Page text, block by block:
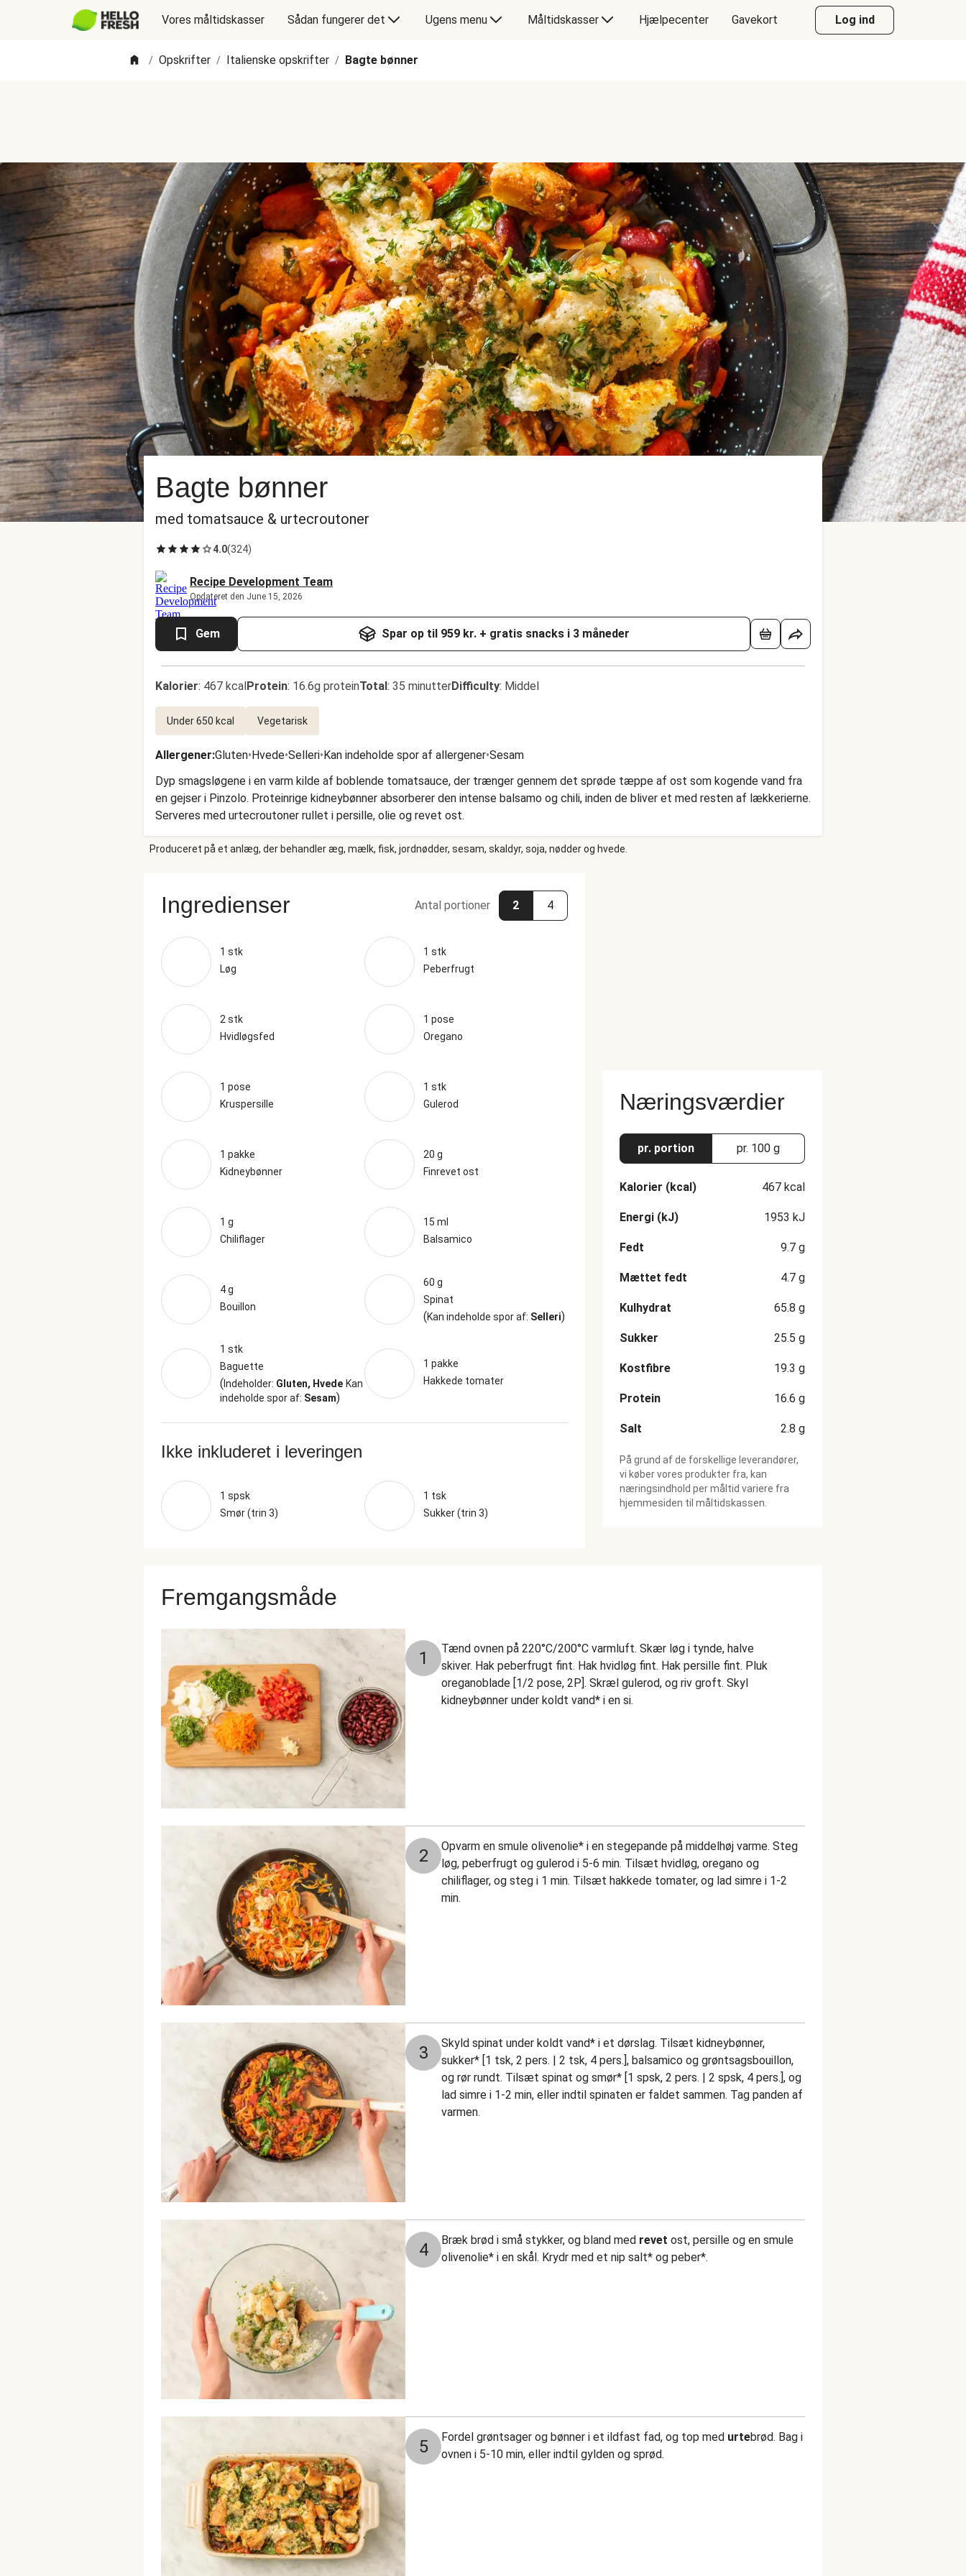
Vores måltidskasser Sådan fungerer det Ugens menu Måltidskasser Hjælpecenter Gavekort Log ind
/ Opskrifter / Italienske opskrifter / Bagte bønner
Bagte bønner
med tomatsauce & urtecroutoner
4.0(324)
Recipe Development Team
Opdateret den June 15, 2026
Gem Spar op til 959 kr. + gratis snacks i 3 måneder
Kalorier: 467 kcalProtein: 16.6g proteinTotal: 35 minutterDifficulty: Middel
Under 650 kcal Vegetarisk
Allergener:Gluten•Hvede•Selleri•Kan indeholde spor af allergener•Sesam
Dyp smagsløgene i en varm kilde af boblende tomatsauce, der trænger gennem det sprøde tæppe af ost som kogende vand fra
en gejser i Pinzolo. Proteinrige kidneybønner absorberer den intense balsamo og chili, inden de bliver et med resten af ​​lækkerierne.
Serveres med urtecroutoner rullet i persille, olie og revet ost.
Produceret på et anlæg, der behandler æg, mælk, fisk, jordnødder, sesam, skaldyr, soja, nødder og hvede.
Ingredienser Antal portioner 2 4
1 stk
Løg
1 stk
Peberfrugt
2 stk
Hvidløgsfed
1 pose
Oregano
1 pose
Kruspersille
1 stk
Gulerod
1 pakke
Kidneybønner
20 g
Finrevet ost
1 g
Chiliflager
15 ml
Balsamico
4 g
Bouillon
60 g
Spinat
(Kan indeholde spor af: Selleri)
1 stk
Baguette
(Indeholder: Gluten, Hvede Kan
indeholde spor af: Sesam)
1 pakke
Hakkede tomater
Ikke inkluderet i leveringen
1 spsk
Smør (trin 3)
1 tsk
Sukker (trin 3)
Næringsværdier
pr. portion pr. 100 g
Kalorier (kcal) 467 kcal
Energi (kJ) 1953 kJ
Fedt 9.7 g
Mættet fedt 4.7 g
Kulhydrat 65.8 g
Sukker 25.5 g
Kostfibre 19.3 g
Protein 16.6 g
Salt 2.8 g
På grund af de forskellige leverandører,
vi køber vores produkter fra, kan
næringsindhold per måltid variere fra
hjemmesiden til måltidskassen.
Fremgangsmåde
1
Tænd ovnen på 220°C/200°C varmluft. Skær løg i tynde, halve
skiver. Hak peberfrugt fint. Hak hvidløg fint. Hak persille fint. Pluk
oreganoblade [1/2 pose, 2P]. Skræl gulerod, og riv groft. Skyl
kidneybønner under koldt vand* i en si.
2
Opvarm en smule olivenolie* i en stegepande på middelhøj varme. Steg
løg, peberfrugt og gulerod i 5-6 min. Tilsæt hvidløg, oregano og
chiliflager, og steg i 1 min. Tilsæt hakkede tomater, og lad simre i 1-2
min.
3
Skyld spinat under koldt vand* i et dørslag. Tilsæt kidneybønner,
sukker* [1 tsk, 2 pers. | 2 tsk, 4 pers.], balsamico og grøntsagsbouillon,
og rør rundt. Tilsæt spinat og smør* [1 spsk, 2 pers. | 2 spsk, 4 pers.], og
lad simre i 1-2 min, eller indtil spinaten er faldet sammen. Tag panden af
varmen.
4 Bræk brød i små stykker, og bland med revet ost, persille og en smule
olivenolie* i en skål. Krydr med et nip salt* og peber*.
5 Fordel grøntsager og bønner i et ildfast fad, og top med urtebrød. Bag i
ovnen i 5-10 min, eller indtil gylden og sprød.